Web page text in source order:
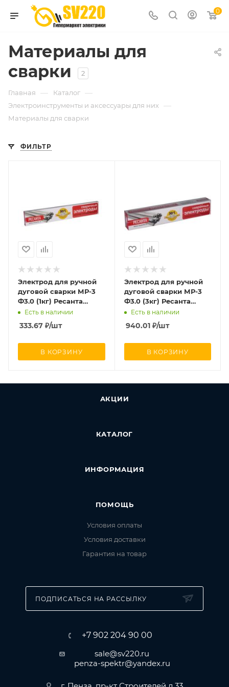
0
Материалы для
сварки
2
Главная — Каталог —
Электроинструменты и аксессуары для них —
Материалы для сварки
ФИЛЬТР
Электрод для ручной
дуговой сварки МР-3
Ф3.0 (1кг) Ресанта
71/6/20
Есть в наличии
333.67 ₽/шт
В КОРЗИНУ
Электрод для ручной
дуговой сварки МР-3
Ф3.0 (3кг) Ресанта
71/6/21
Есть в наличии
940.01₽/шт
В КОРЗИНУ
АКЦИИ
КАТАЛОГ
ИНФОРМАЦИЯ
ПОМОЩЬ
Условия оплаты
Условия доставки
Гарантия на товар
ПОДПИСАТЬСЯ НА РАССЫЛКУ
+7 902 204 90 00
sale@sv220.ru
penza-spektr@yandex.ru